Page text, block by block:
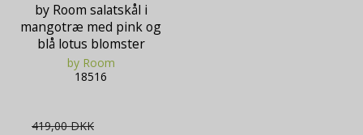
by Room salatskål i
mangotræ med pink og
blå lotus blomster
by Room
18516
419,00 DKK